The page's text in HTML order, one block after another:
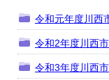
令和元年度川西
令和2年度川西
令和3年度川西